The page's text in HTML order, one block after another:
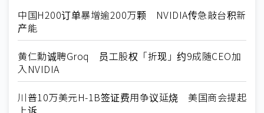
中国H200订单暴增逾200万颗 NVIDIA传急敲台积新
产能
黄仁勳诚聘Groq 员工股权「折现」约9成随CEO加
入NVIDIA
川普10万美元H-1B签证费用争议延烧 美国商会提起
上诉